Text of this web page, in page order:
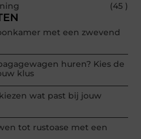
(45 )
met een zwevend
huren? Kies de
klus
wat past bij jouw
tot rustoase met een